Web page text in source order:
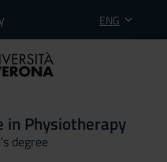
ENG
in Physiotherapy
degree